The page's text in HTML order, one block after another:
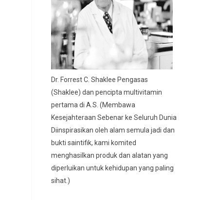
Dr. Forrest C. Shaklee Pengasas
(Shaklee) dan pencipta multivitamin
pertama di A.S. (Membawa
Kesejahteraan Sebenar ke Seluruh Dunia
Diinspirasikan oleh alam semula jadi dan
bukti saintifik, kami komited
menghasilkan produk dan alatan yang
diperluikan untuk kehidupan yang paling
sihat.)